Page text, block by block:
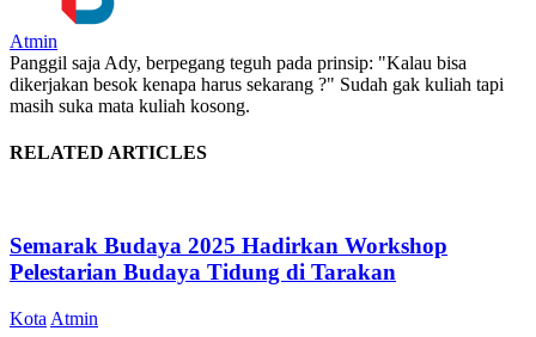
Atmin
Panggil saja Ady, berpegang teguh pada prinsip: "Kalau bisa
dikerjakan besok kenapa harus sekarang ?" Sudah gak kuliah tapi
masih suka mata kuliah kosong.
RELATED ARTICLES
Semarak Budaya 2025 Hadirkan Workshop
Pelestarian Budaya Tidung di Tarakan
Kota Atmin